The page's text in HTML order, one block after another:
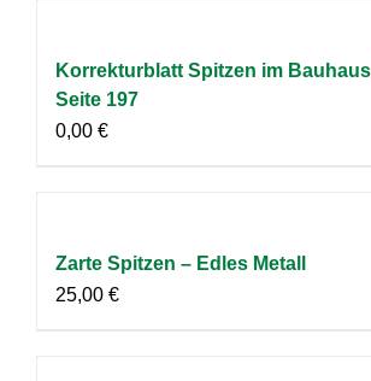
Korrekturblatt Spitzen im
Seite 197
0,00 €
Zarte Spitzen – Edles Metall
25,00 €